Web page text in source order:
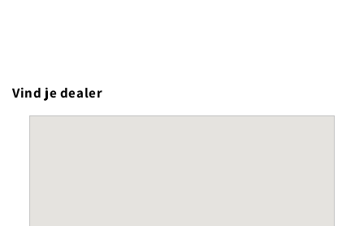
Vind je dealer